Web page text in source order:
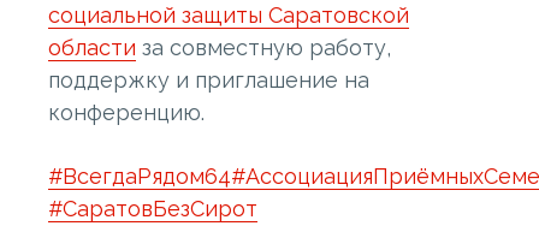
социальной защиты Саратовской
области за совместную работу,
поддержку и приглашение на
конференцию.
#ВсегдаРядом64
#СаратовБезСирот